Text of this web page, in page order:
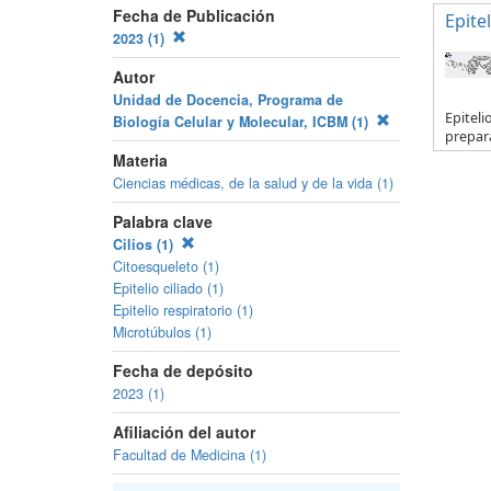
Fecha de Publicación
2023 (1)
Autor
Unidad de Docencia, Programa de
Biología Celular y Molecular, ICBM (1)
Materia
Ciencias médicas, de la salud y de la vida (1)
Palabra clave
Cilios (1)
Citoesqueleto (1)
Epitelio ciliado (1)
Epitelio respiratorio (1)
Microtúbulos (1)
Fecha de depósito
2023 (1)
Afiliación del autor
Facultad de Medicina (1)